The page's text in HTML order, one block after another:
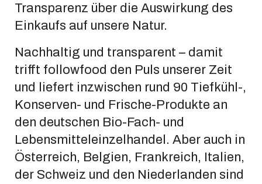
Transparenz über die Auswirkung des
Einkaufs auf unsere Natur.
Nachhaltig und transparent – damit
trifft followfood den Puls unserer Zeit
und liefert inzwischen rund 90 Tiefkühl-,
Konserven- und Frische-Produkte an
den deutschen Bio-Fach- und
Lebensmitteleinzelhandel. Aber auch in
Österreich, Belgien, Frankreich, Italien,
der Schweiz und den Niederlanden sind